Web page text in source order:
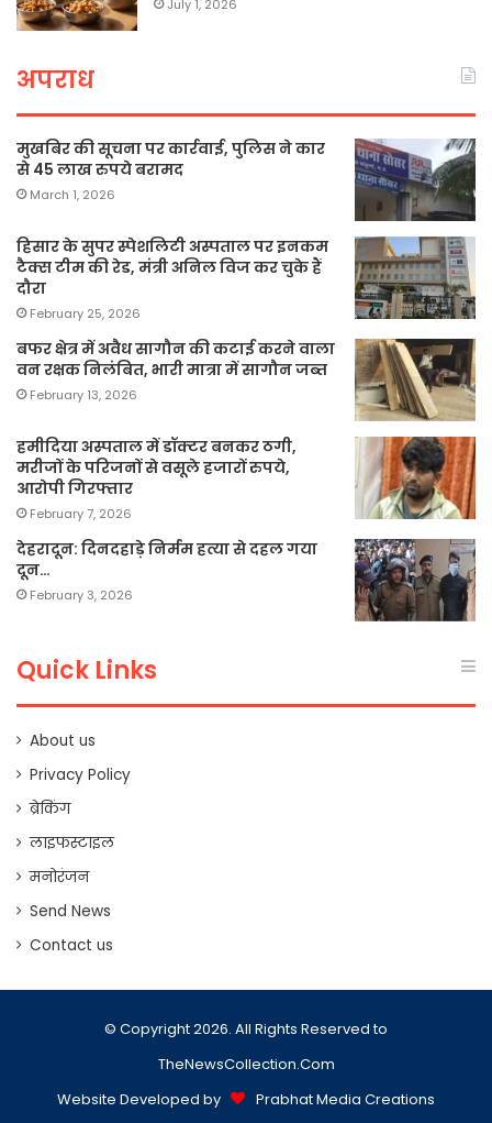
July 1, 2026
अपराध
मुखबिर की सूचना पर कार्रवाई, पुलिस ने कार
से 45 लाख रुपये बरामद
March 1, 2026
हिसार के सुपर स्पेशलिटी अस्पताल पर इनकम
टैक्स टीम की रेड, मंत्री अनिल विज कर चुके हैं
दौरा
February 25, 2026
बफर क्षेत्र में अवैध सागौन की कटाई करने वाला
वन रक्षक निलंबित, भारी मात्रा में सागौन जब्त
February 13, 2026
हमीदिया अस्पताल में डॉक्टर बनकर ठगी,
मरीजों के परिजनों से वसूले हजारों रुपये,
आरोपी गिरफ्तार
February 7, 2026
देहरादून: दिनदहाड़े निर्मम हत्या से दहल गया
दून…
February 3, 2026
Quick Links
About us
Privacy Policy
ब्रेकिंग
लाइफस्टाइल
मनोरंजन
Send News
Contact us
© Copyright 2026. All Rights Reserved to
TheNewsCollection.Com
Website Developed by
Prabhat Media Creations